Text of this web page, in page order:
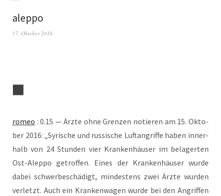
aleppo
17. Oktober 2016
romeo : 0.15 — Ärz­te ohne Gren­zen notie­ren am 15. Okto­
ber 2016: „Syri­sche und rus­si­sche Luft­an­grif­fe haben inner­
halb von 24 Stun­den vier Kran­ken­häu­ser im bela­ger­ten
Ost-Alep­po getrof­fen. Eines der Kran­ken­häu­ser wur­de
dabei schwer­be­schä­digt, min­des­tens zwei Ärz­te wur­den
ver­letzt. Auch ein Kran­ken­wa­gen wur­de bei den Angrif­fen